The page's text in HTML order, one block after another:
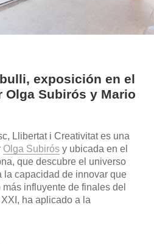
exposición en el
Olga Subirós y Mario
Llibertat i Creativitat es una
Olga Subirós y ubicada en el
que descubre el universo
la capacidad de innovar que
más influyente de finales del
ha aplicado a la